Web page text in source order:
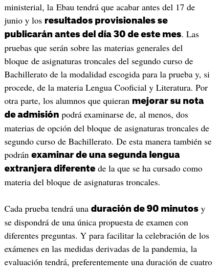
ministerial, la Ebau tendrá que acabar antes del 17 de
junio y los resultados provisionales se
publicarán antes del día 30 de este mes. Las
pruebas que serán sobre las materias generales del
bloque de asignaturas troncales del segundo curso de
Bachillerato de la modalidad escogida para la prueba y, si
procede, de la materia Lengua Cooficial y Literatura. Por
otra parte, los alumnos que quieran mejorar su nota
de admisión podrá examinarse de, al menos, dos
materias de opción del bloque de asignaturas troncales de
segundo curso de Bachillerato. De esta manera también se
podrán examinar de una segunda lengua
extranjera diferentede la que se ha cursado como
materia del bloque de asignaturas troncales.
Cada prueba tendrá una duración de 90 minutosy
se dispondrá de una única propuesta de examen con
diferentes preguntas. Y para facilitar la celebración de los
exámenes en las medidas derivadas de la pandemia, la
evaluación tendrá, preferentemente una duración de cuatro